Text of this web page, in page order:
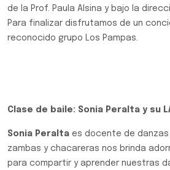
de la Prof. Paula Alsina y bajo la
Para finalizar disfrutamos de un
reconocido grupo Los Pampas.
Clase de baile: Sonia Peralta y su
Sonia Peralta es docente de
zambas y chacareras nos brinda
para compartir y aprender nuestras